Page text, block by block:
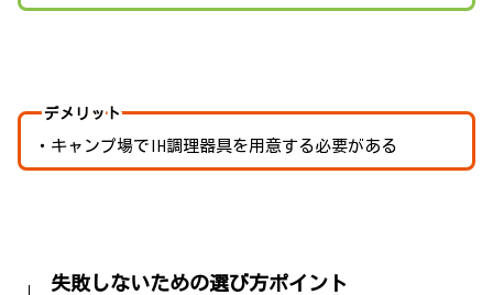
デメリット
・キャンプ場でIH調理器具を用意する必要がある
失敗しないための選び方ポイント